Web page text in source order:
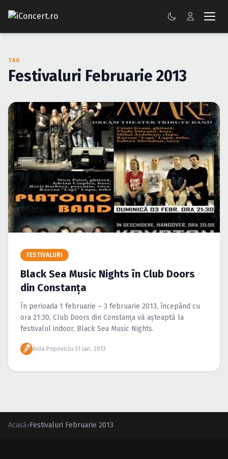
FESTIVALURI
ŞTIRI
RECENZII
GALERII FOTO
BILETE
Autentificare
Caută în site...
TAG
Festivaluri Februarie 2013
FESTIVALURI
Black Sea Music Nights în Club Doors
din Constanţa
În perioada 1 februarie – 3 februarie 2013, începând cu
ora 21:30, Club Doors din Constanţa vă aşteaptă la
festivalul indoor, Black Sea Music Nights.
Aida Popoviciu·31 ian. 2013
Acasă›Festivaluri Februarie 2013